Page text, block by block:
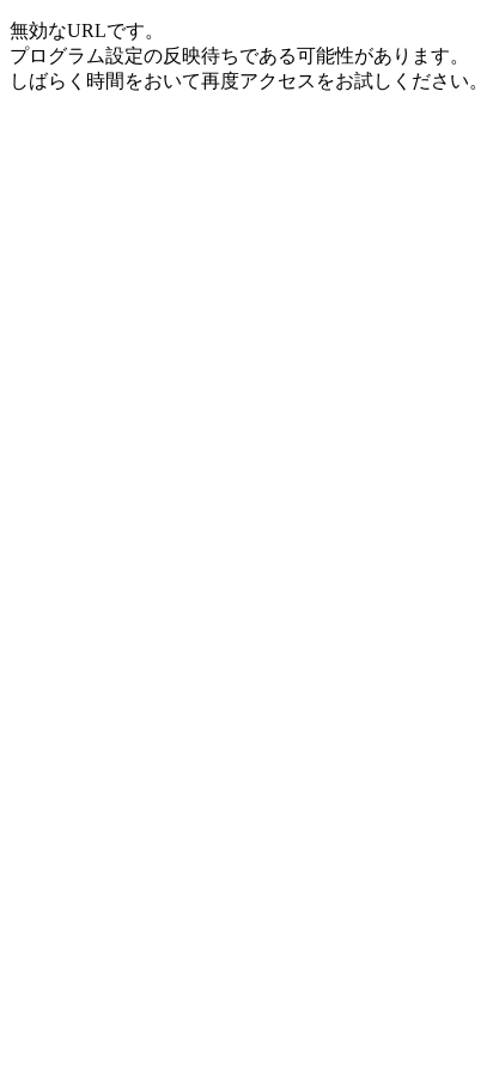
無効なURLです。
プログラム設定の反映待ちである可能性があります。
しばらく時間をおいて再度アクセスをお試しください。